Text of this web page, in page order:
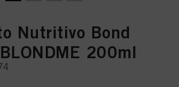
Nutritivo Bond
200ml